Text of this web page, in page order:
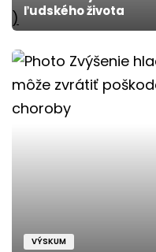
) ľudského života
VÝSKUM